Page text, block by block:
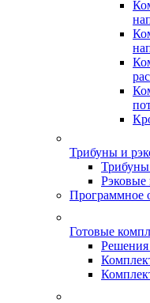
Трибуны и
Программное
Готовые
Решения